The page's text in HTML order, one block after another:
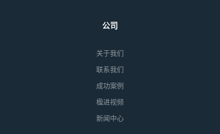
公司
关于我们
联系我们
成功案例
楹进视频
新闻中心